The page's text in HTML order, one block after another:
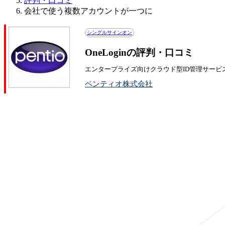
会社で使う複数アカウントが一つに
シングルサインオン
OneLoginの評判・口コミ
エンタープライズ向けクラウド型ID管理サービ
ペンティオ株式会社